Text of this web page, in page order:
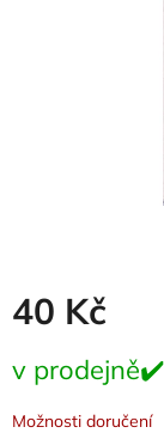
40 Kč
cena:
v prodejně✔️
Možnosti doručení